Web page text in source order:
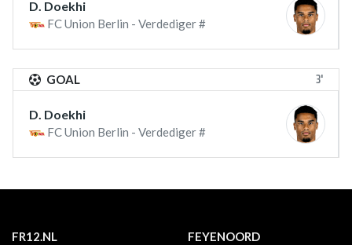
D. Doekhi
FC Union Berlin - Verdediger #
GOAL 3'
D. Doekhi
FC Union Berlin - Verdediger #
FR12.NL
FEYENOORD